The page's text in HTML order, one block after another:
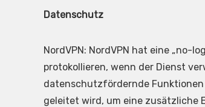
Datenschutz
NordVPN: NordVPN hat eine „no-
protokollieren, wenn der Dienst
datenschutzfördernde Funktionen
geleitet wird, um eine zusätzliche